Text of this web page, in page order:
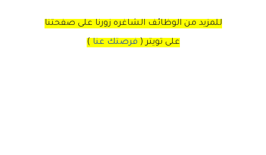
للمزيد من الوظائف الشاغره زورنا على صفحتنا
على تويتر( فرصتك عنا )